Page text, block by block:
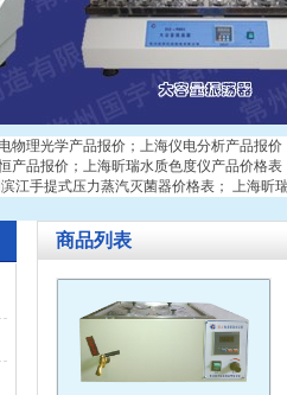
物理光学产品报价 ； 上海仪电分析产品报价
产品报价 ； 上海昕瑞水质色度仪产品价格表
江手提式压力蒸汽灭菌器价格表 ； 上海昕
商品列表